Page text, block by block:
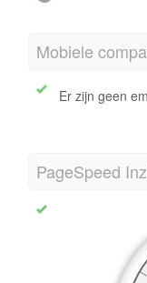
Mobiele
Er zijn geen
PageSpeed